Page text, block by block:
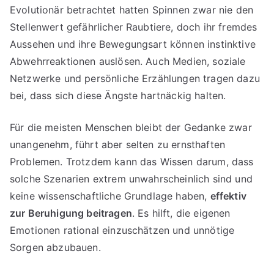
Evolutionär betrachtet hatten Spinnen zwar nie den
Stellenwert gefährlicher Raubtiere, doch ihr fremdes
Aussehen und ihre Bewegungsart können instinktive
Abwehrreaktionen auslösen. Auch Medien, soziale
Netzwerke und persönliche Erzählungen tragen dazu
bei, dass sich diese Ängste hartnäckig halten.
Für die meisten Menschen bleibt der Gedanke zwar
unangenehm, führt aber selten zu ernsthaften
Problemen. Trotzdem kann das Wissen darum, dass
solche Szenarien extrem unwahrscheinlich sind und
keine wissenschaftliche Grundlage haben, effektiv
zur Beruhigung beitragen. Es hilft, die eigenen
Emotionen rational einzuschätzen und unnötige
Sorgen abzubauen.